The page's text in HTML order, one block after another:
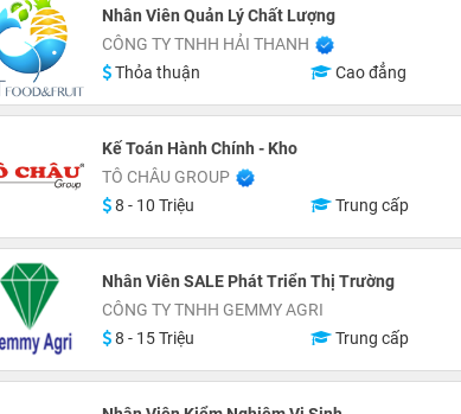
Nhân Viên Quản Lý Chất Lượng
CÔNG TY TNHH HẢI THANH
Thỏa thuận
Cao đẳng
Kế Toán Hành Chính - Kho
TÔ CHÂU GROUP
8 - 10 Triệu
Trung cấp
Nhân Viên SALE Phát Triển Thị Trường
CÔNG TY TNHH GEMMY AGRI
8 - 15 Triệu
Trung cấp